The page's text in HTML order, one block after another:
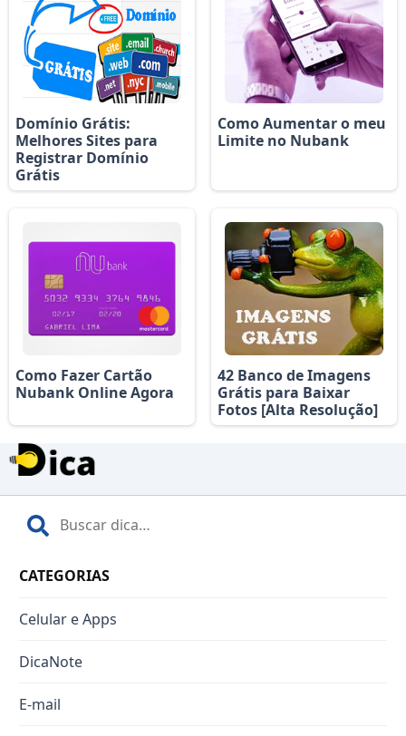
Domínio Grátis:
Melhores Sites para
Registrar Domínio
Grátis
Como Aumentar o meu
Limite no Nubank
Como Fazer Cartão
Nubank Online Agora
42 Banco de Imagens
Grátis para Baixar
Fotos [Alta Resolução]
CATEGORIAS
Celular e Apps
DicaNote
E-mail